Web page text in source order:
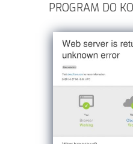
PROGRAM DO